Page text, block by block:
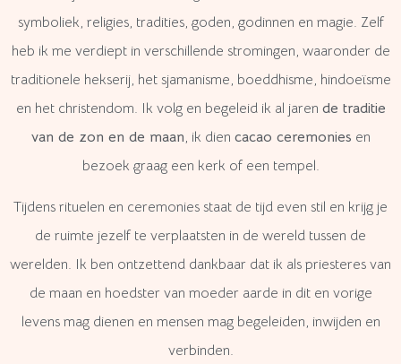
symboliek, religies, tradities, goden, godinnen en magie. Zelf
heb ik me verdiept in verschillende stromingen, waaronder de
traditionele hekserij, het sjamanisme, boeddhisme, hindoeïsme
en het christendom. Ik volg en begeleid ik al jaren de traditie
van de zon en de maan, ik dien cacao ceremonies en
bezoek graag een kerk of een tempel.
Tijdens rituelen en ceremonies staat de tijd even stil en krijg je
de ruimte jezelf te verplaatsten in de wereld tussen de
werelden. Ik ben ontzettend dankbaar dat ik als priesteres van
de maan en hoedster van moeder aarde in dit en vorige
levens mag dienen en mensen mag begeleiden, inwijden en
verbinden.